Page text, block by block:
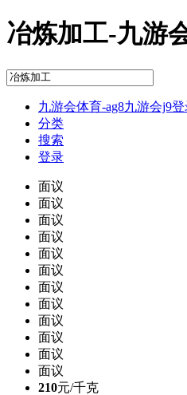
冶炼加工-九游
九游会体育-ag8九游会j9
分类
搜索
登录
面议
面议
面议
面议
面议
面议
面议
面议
面议
面议
面议
面议
210元/千克